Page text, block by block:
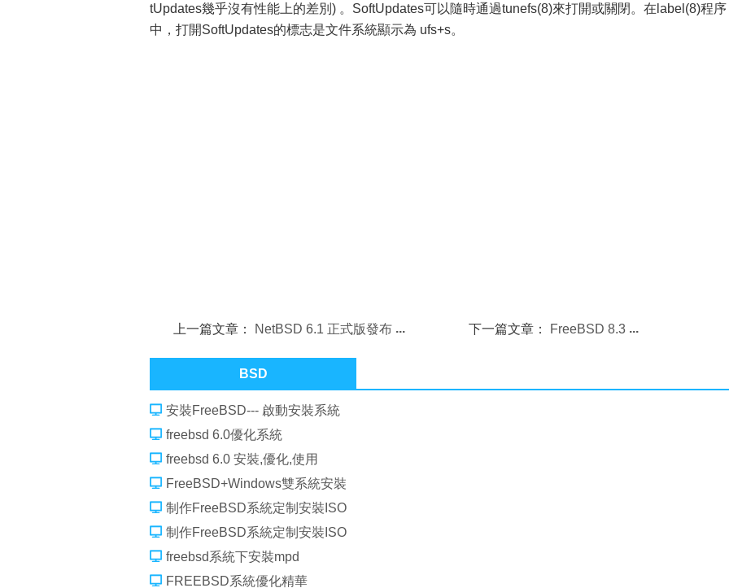
tUpdates幾乎沒有性能上的差別) 。SoftUpdates可以隨時通過tunefs(8)來打開或關閉。在label(8)程序
中，打開SoftUpdates的標志是文件系統顯示為 ufs+s。
上一篇文章： NetBSD 6.1 正式版發布 下一篇文章： FreeBSD 8.3
BSD
安裝FreeBSD--- 啟動安裝系統
freebsd 6.0優化系統
freebsd 6.0 安裝,優化,使用
FreeBSD+Windows雙系統安裝
制作FreeBSD系統定制安裝ISO
制作FreeBSD系統定制安裝ISO
freebsd系統下安裝mpd
FREEBSD系統優化精華